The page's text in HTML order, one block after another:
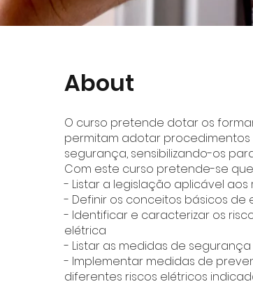
About
O curso pretende dotar os
permitam adotar
segurança, sensibilizando-os
Com este curso pretende-se
- Listar a legislação aplicável
- Definir os conceitos básicos
- Identificar e caracterizar os
elétrica
- Listar as medidas de segurança
- Implementar medidas de
diferentes riscos elétricos